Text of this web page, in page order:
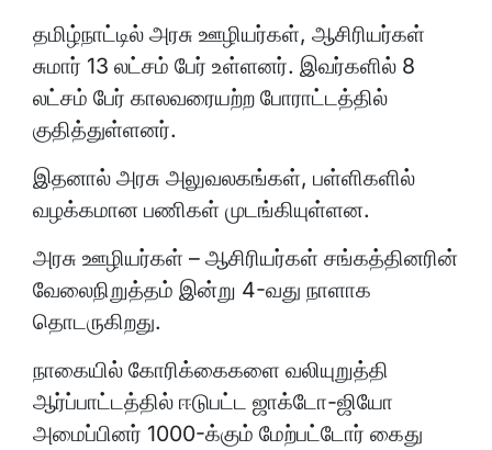
தமிழ்நாட்டில் அரசு ஊழியர்கள், ஆசிரியர்கள்
சுமார் 13 லட்சம் பேர் உள்ளனர். இவர்களில் 8
லட்சம் பேர் காலவரையற்ற போராட்டத்தில்
குதித்துள்ளனர்.
இதனால் அரசு அலுவலகங்கள், பள்ளிகளில்
வழக்கமான பணிகள் முடங்கியுள்ளன.
அரசு ஊழியர்கள் – ஆசிரியர்கள் சங்கத்தினரின்
வேலைநிறுத்தம் இன்று 4-வது நாளாக
தொடருகிறது.
நாகையில் கோரிக்கைகளை வலியுறுத்தி
ஆர்ப்பாட்டத்தில் ஈடுபட்ட ஜாக்டோ-ஜியோ
அமைப்பினர் 1000-க்கும் மேற்பட்டோர் கைது